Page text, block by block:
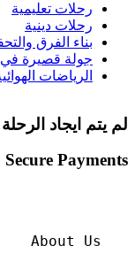
رحلات تعليمية
رحلات دينية
بناء الفرق
جولة قصيرة في
الرياضات
لم يتم ايجاد الرحلة
Secure Payments
About Us